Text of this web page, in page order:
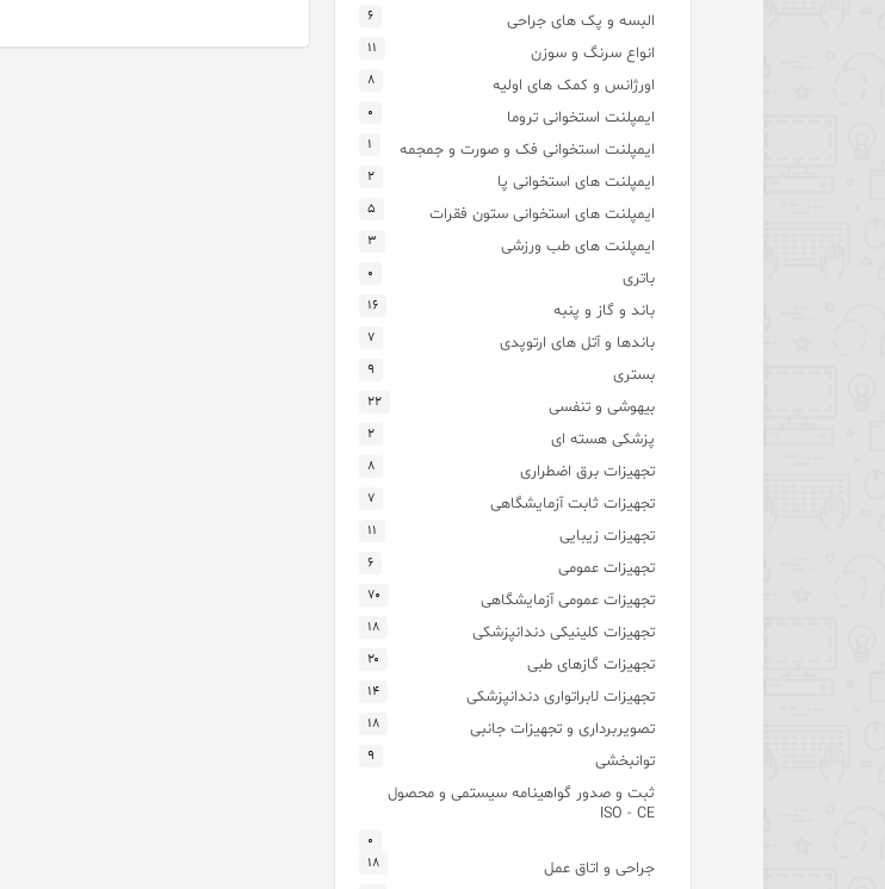
البسه و پک های جراحی ۶
انواع سرنگ و سوزن ۱۱
اورژانس و کمک های اولیه ۸
ایمپلنت استخوانی تروما ۰
ایمپلنت استخوانی فک و صورت و جمجمه ۱
ایمپلنت های استخوانی پا ۲
ایمپلنت های استخوانی ستون فقرات ۵
ایمپلنت های طب ورزشی ۳
باتری ۰
باند و گاز و پنبه ۱۶
باندها و آتل های ارتوپدی ۷
بستری ۹
بیهوشی و تنفسی ۲۲
پزشکی هسته ای ۲
تجهیزات برق اضطراری ۸
تجهیزات ثابت آزمایشگاهی ۷
تجهیزات زیبایی ۱۱
تجهیزات عمومی ۶
تجهیزات عمومی آزمایشگاهی ۷۰
تجهیزات کلینیکی دندانپزشکی ۱۸
تجهیزات گازهای طبی ۲۰
تجهیزات لابراتواری دندانپزشکی ۱۴
تصویربرداری و تجهیزات جانبی ۱۸
توانبخشی ۹
ثبت و صدور گواهینامه سیستمی و محصول
ISO - CE
۰
جراحی و اتاق عمل ۱۸